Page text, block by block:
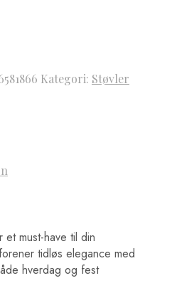
Kategori: Støvler
must-have til din
tidløs elegance med
hverdag og fest